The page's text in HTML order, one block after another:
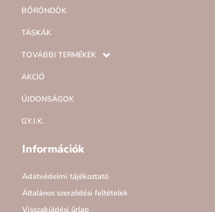
BŐRÖNDÖK
TÁSKÁK
TOVÁBBI TERMÉKEK
AKCIÓ
ÚJDONSÁGOK
GY.I.K.
Információk
Adatvédelmi tájékoztató
Általános szerződési feltételek
Visszaküldési űrlap